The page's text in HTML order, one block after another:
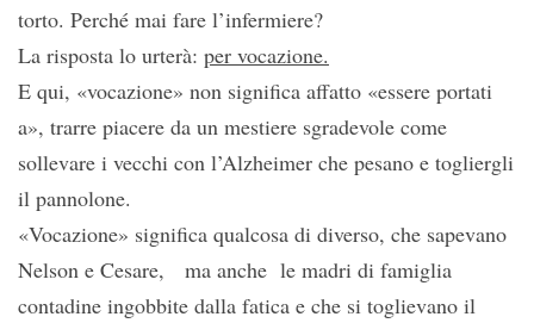
torto. Perché mai fare l’infermiere?
La risposta lo urterà: per vocazione.
E qui, «vocazione» non significa affatto «essere portati
a», trarre piacere da un mestiere sgradevole come
sollevare i vecchi con l’Alzheimer che pesano e togliergli
il pannolone.
«Vocazione» significa qualcosa di diverso, che sapevano
Nelson e Cesare, ma anche le madri di famiglia
contadine ingobbite dalla fatica e che si toglievano il